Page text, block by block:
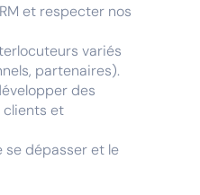
et respecter nos
variés
partenaires).
des
clients et
se dépasser et le